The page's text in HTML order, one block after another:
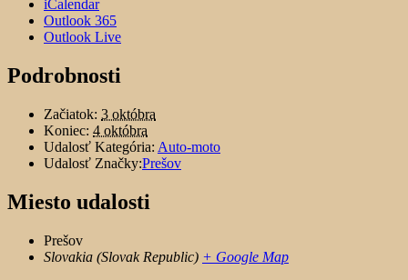
iCalendar
Outlook 365
Outlook Live
Podrobnosti
Začiatok: 3 októbra
Koniec: 4 októbra
Udalosť Kategória: Auto-moto
Udalosť Značky:Prešov
Miesto udalosti
Prešov
Slovakia (Slovak Republic) + Google Map